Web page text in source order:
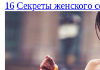
16 Секреты женского